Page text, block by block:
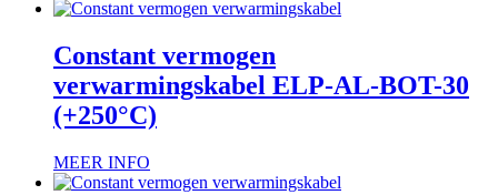
Constant vermogen
verwarmingskabel ELP-AL-BOT-30
(+250°C)
MEER INFO